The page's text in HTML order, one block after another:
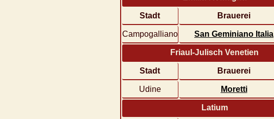
Stadt Brauerei
Campogalliano San Geminiano Italia
Friaul-Julisch Venetien
Stadt Brauerei
Udine Moretti
Latium